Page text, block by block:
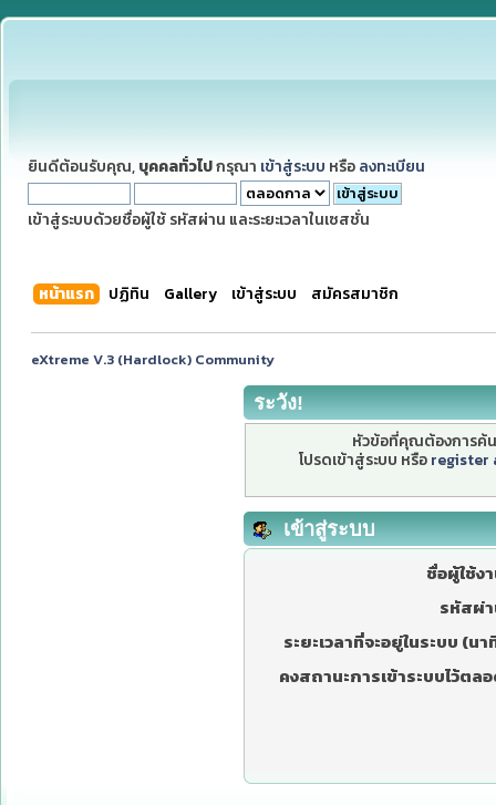
ยินดีต้อนรับคุณ, บุคคลทั่วไปกรุณา เข้าสู่ระบบ หรือ ลงทะเบียน
เข้าสู่ระบบด้วยชื่อผู้ใช้ รหัสผ่าน และระยะเวลาในเซสชั่น
หน้าแรก ปฏิทิน Gallery เข้าสู่ระบบ สมัครสมาชิก
eXtreme V.3 (Hardlock) Community
ระวัง!
หัวข้อที่คุณต้องการค้
โปรดเข้าสู่ระบบ หรือ register
เข้าสู่ระบบ
ชื่อผู้ใช้ง
รหัสผ่
ระยะเวลาที่จะอยู่ในระบบ (นา
คงสถานะการเข้าระบบไว้ตล